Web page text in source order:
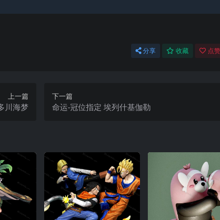
分享 收藏 点
上一篇
川海梦
下一篇
命运-冠位指定 埃列什基伽勒